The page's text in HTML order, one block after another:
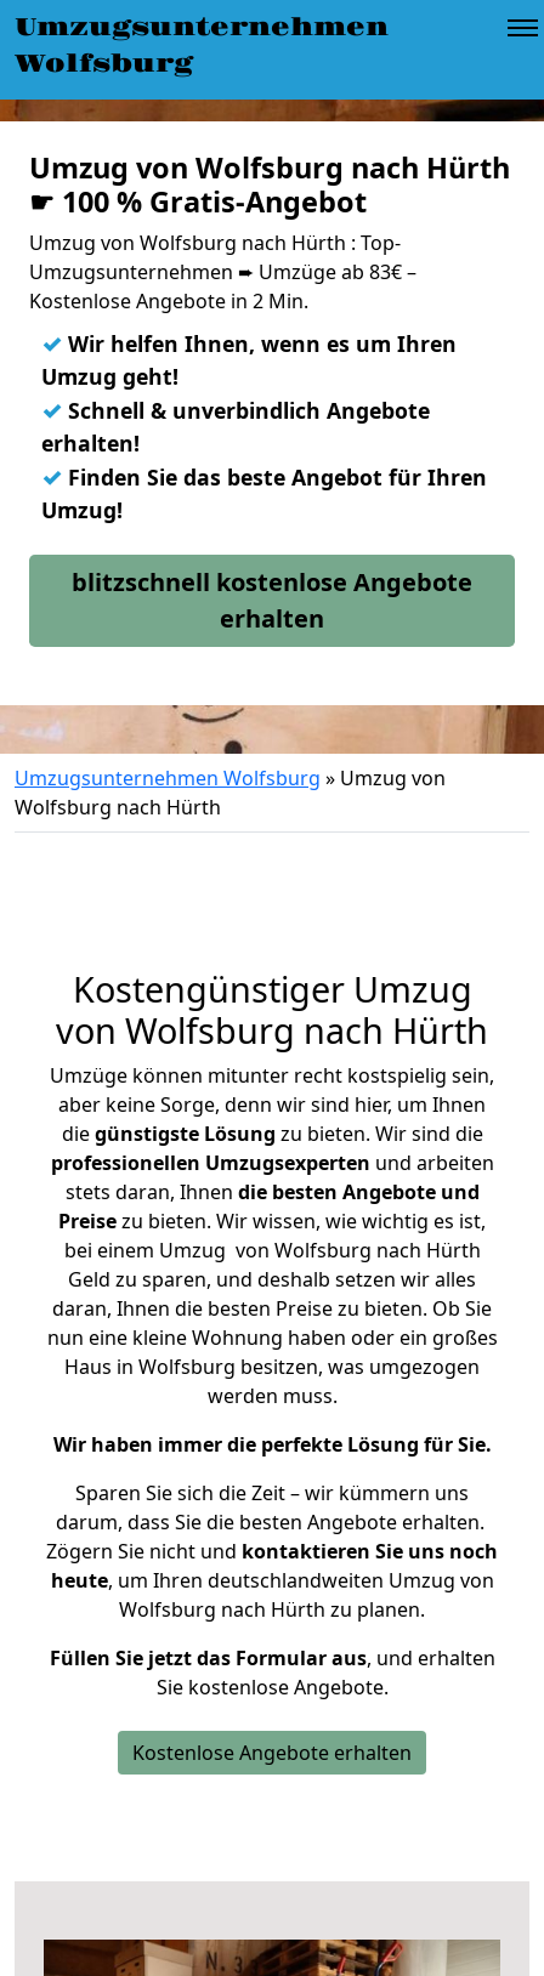
Umzugsunternehmen
Wolfsburg
Umzug von Wolfsburg nach Hürth
☛ 100 % Gratis-Angebot
Umzug von Wolfsburg nach Hürth : Top-
Umzugsunternehmen ➨ Umzüge ab 83€ –
Kostenlose Angebote in 2 Min.
✓ Wir helfen Ihnen, wenn es um Ihren
Umzug geht!
✓ Schnell & unverbindlich Angebote
erhalten!
✓ Finden Sie das beste Angebot für Ihren
Umzug!
blitzschnell kostenlose Angebote
erhalten
Umzugsunternehmen Wolfsburg » Umzug von
Wolfsburg nach Hürth
Kostengünstiger Umzug
von Wolfsburg nach Hürth
Umzüge können mitunter recht kostspielig sein,
aber keine Sorge, denn wir sind hier, um Ihnen
diegünstigste Lösung zu bieten. Wir sind die
professionellen Umzugsexperten und arbeiten
stets daran, Ihnen die besten Angebote und
Preisezu bieten. Wir wissen, wie wichtig es ist,
bei einem Umzug von Wolfsburg nach Hürth
Geld zu sparen, und deshalb setzen wir alles
daran, Ihnen die besten Preise zu bieten. Ob Sie
nun eine kleine Wohnung haben oder ein großes
Haus in Wolfsburg besitzen, was umgezogen
werden muss.
Wir haben immer die perfekte Lösung für Sie.
Sparen Sie sich die Zeit – wir kümmern uns
darum, dass Sie die besten Angebote erhalten.
Zögern Sie nicht und kontaktieren Sie uns noch
heute, um Ihren deutschlandweiten Umzug von
Wolfsburg nach Hürth zu planen.
Füllen Sie jetzt das Formular aus, und erhalten
Sie kostenlose Angebote.
Kostenlose Angebote erhalten